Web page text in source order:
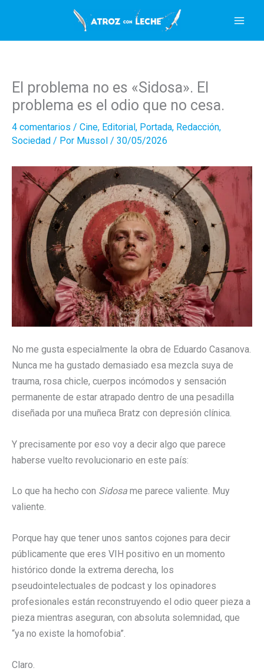
contenido
El problema no es «Sidosa». El
problema es el odio que no cesa.
4 comentarios / Cine, Editorial, Portada, Redacción,
Sociedad / Por Mussol / 30/05/2026
No me gusta especialmente la obra de Eduardo Casanova.
Nunca me ha gustado demasiado esa mezcla suya de
trauma, rosa chicle, cuerpos incómodos y sensación
permanente de estar atrapado dentro de una pesadilla
diseñada por una muñeca Bratz con depresión clínica.
Y precisamente por eso voy a decir algo que parece
haberse vuelto revolucionario en este país:
Lo que ha hecho con Sidosa me parece valiente. Muy
valiente.
Porque hay que tener unos santos cojones para decir
públicamente que eres VIH positivo en un momento
histórico donde la extrema derecha, los
pseudointelectuales de podcast y los opinadores
profesionales están reconstruyendo el odio queer pieza a
pieza mientras aseguran, con absoluta solemnidad, que
“ya no existe la homofobia”.
Claro.